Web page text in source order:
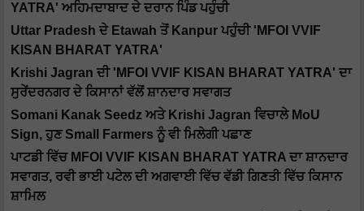
YATRA' ਅਹਿਮਦਾਬਾਦ ਦੇ ਦਰਾਨ ਪਿੰਡ ਪਹੁੰਚੀ
Uttar Pradesh ਦੇ Etawah ਤੋਂ Kanpur ਪਹੁੰਚੀ 'MFOI VVIF
KISAN BHARAT YATRA'
Krishi Jagran ਦੀ 'MFOI VVIF KISAN BHARAT YATRA' ਦਾ
ਸੁਰੇਂਦਰਨਗਰ ਦੇ ਕਿਸਾਨਾਂ ਵੱਲੋਂ ਸ਼ਾਨਦਾਰ ਸਵਾਗਤ
Somani Kanak Seedz ਅਤੇ Krishi Jagran ਵਿਚਾਲੇ MoU
Sign, ਹੁਣ Small Farmers ਨੂੰ ਵੀ ਮਿਲੇਗੀ ਪਛਾਣ
ਪਾਟਡੀ ਵਿੱਚ MFOI VVIF KISAN BHARAT YATRA ਦਾ ਸ਼ਾਨਦਾਰ
ਸਵਾਗਤ, ਰਵੀ ਭਾਈ ਪਟੇਲ ਦੀ ਅਗਵਾਈ ਵਿੱਚ ਵੱਡੀ ਗਿਣਤੀ ਵਿੱਚ ਕਿਸਾਨ
ਸ਼ਾਮਿਲ